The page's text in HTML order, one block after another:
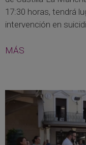
17:30 horas, tendrá
intervención en
MÁS